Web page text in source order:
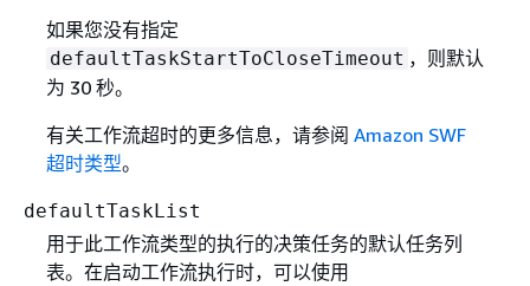
如果您没有指定
defaultTaskStartToCloseTimeout ，则默认
为 30 秒。
有关工作流超时的更多信息，请参阅 Amazon SWF
超时类型。
defaultTaskList
用于此工作流类型的执行的决策任务的默认任务列
表。在启动工作流执行时，可以使用